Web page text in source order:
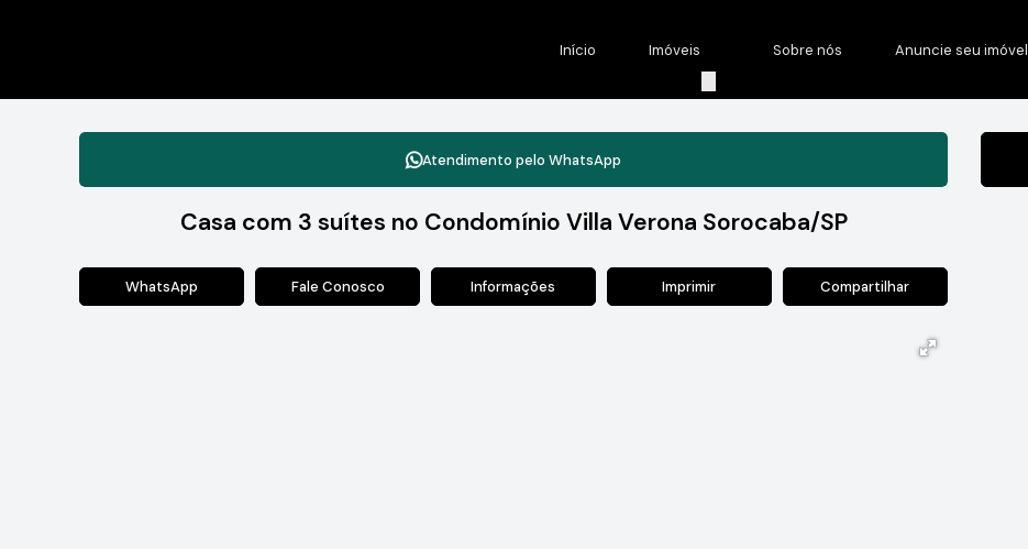
Anuncie seu imóvel
Sobre nós
Imóveis
Início
Atendimento pelo WhatsApp
Casa com 3 suítes no Condomínio Villa Verona Sorocaba/SP
WhatsApp Fale Conosco Informações Imprimir Compartilhar